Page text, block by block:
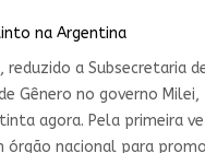
na Argentina
reduzido a Subsecretaria
Gênero no governo Milei,
agora. Pela primeira
órgão nacional para